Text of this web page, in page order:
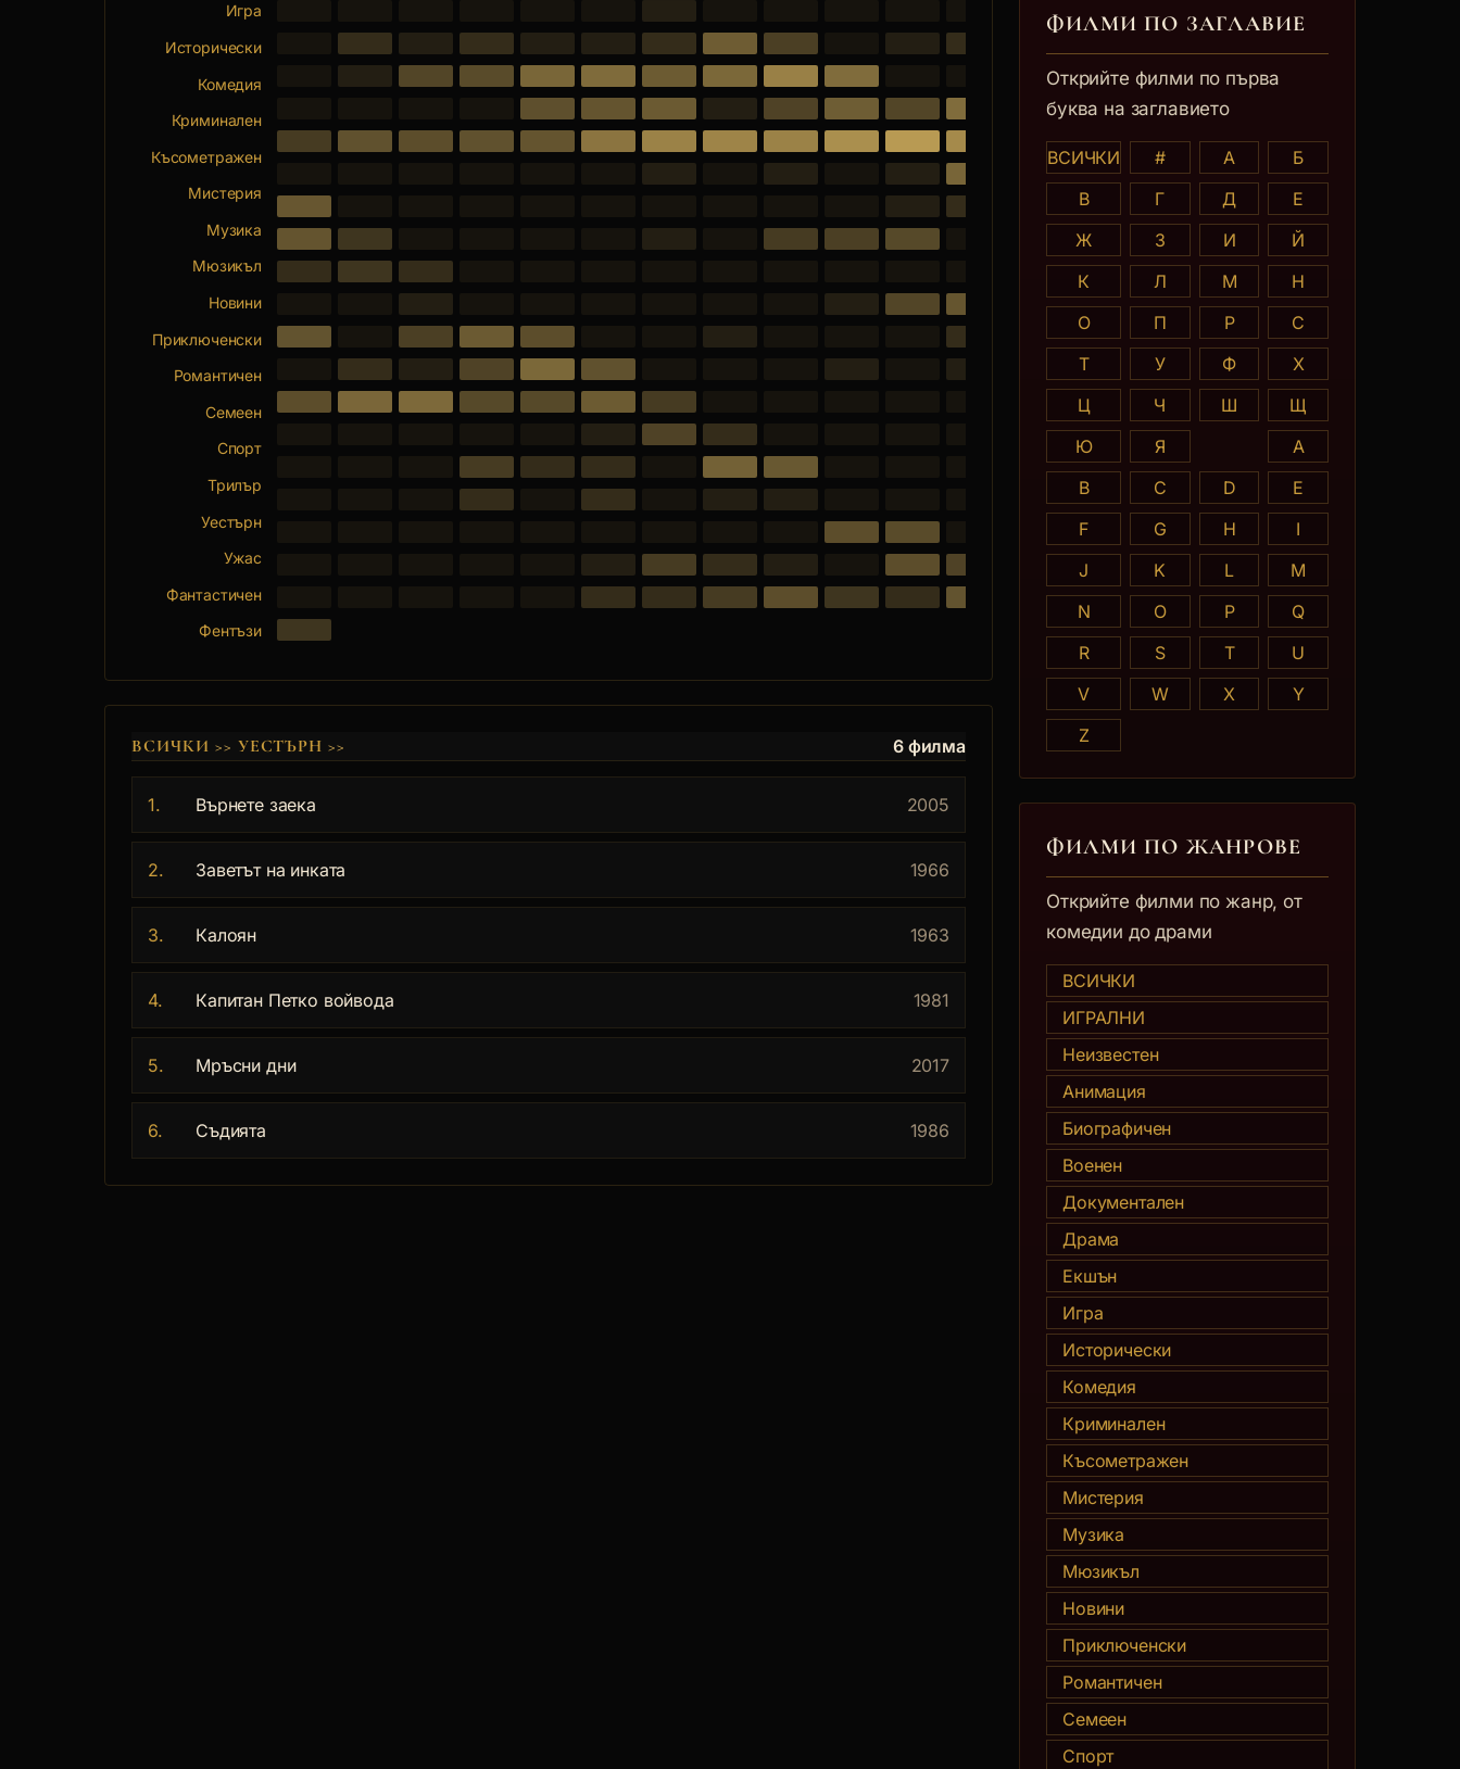
Игра
Исторически
Комедия
Криминален
Късометражен
Мистерия
Музика
Мюзикъл
Новини
Приключенски
Романтичен
Семеен
Спорт
Трилър
Уестърн
Ужас
Фантастичен
Фентъзи
ВСИЧКИ >> УЕСТЪРН >> 6 филма
1. Върнете заека 2005
2. Заветът на инката 1966
3. Калоян 1963
4. Капитан Петко войвода 1981
5. Мръсни дни 2017
6. Съдията 1986
ФИЛМИ ПО ЗАГЛАВИE
Открийте филми по първа
буква на заглавието
ВСИЧКИ # А
Б
В
Г Д
Е
Ж
З И
Й
К
Л М
Н
О
П Р
С
Т
У Ф
Х
Ц
Ч Ш
Щ
Ю
Я
A
B
C D
E
F
G H
I
J
K L
M
N
O P
Q
R
S T
U
V
W X
Y
Z
ФИЛМИ ПО ЖАНРОВЕ
Открийте филми по жанр, от
комедии до драми
ВСИЧКИ
ИГРАЛНИ
Неизвестен
Анимация
Биографичен
Военен
Документален
Драма
Екшън
Игра
Исторически
Комедия
Криминален
Късометражен
Мистерия
Музика
Мюзикъл
Новини
Приключенски
Романтичен
Семеен
Спорт